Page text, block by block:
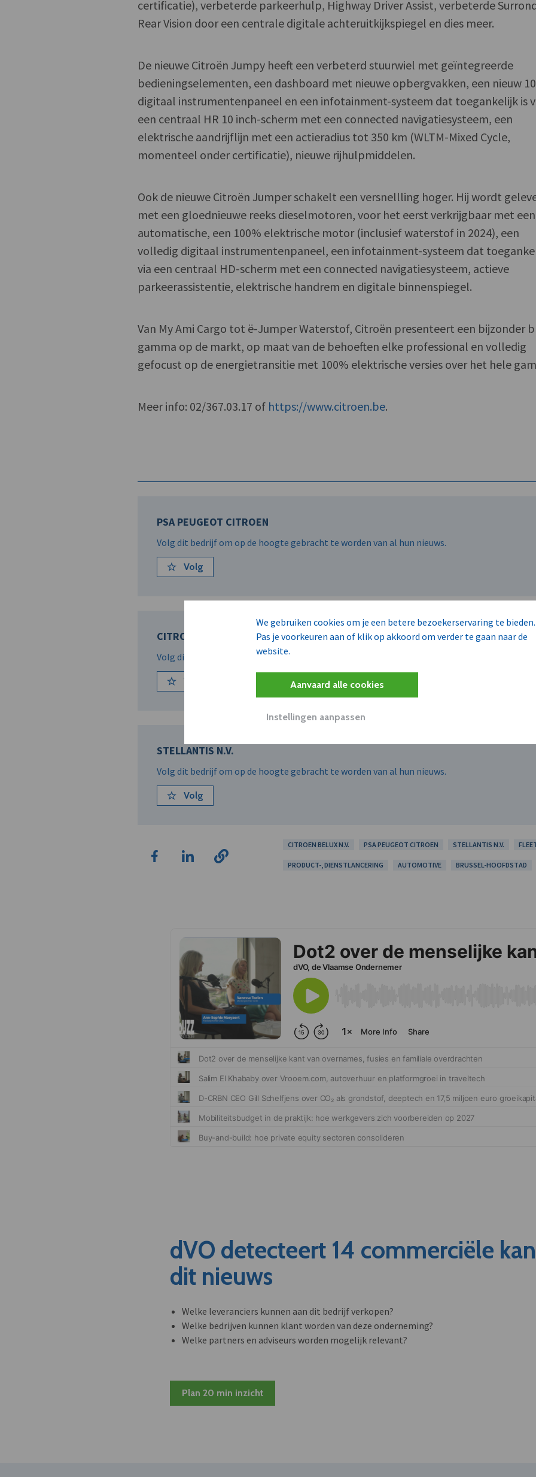
We gebruiken cookies om je een betere bezoekerservaring te bieden.
Pas je voorkeuren aan of klik op akkoord om verder te gaan naar de
website.
Aanvaard alle cookies
Instellingen aanpassen
certificatie), verbeterde parkeerhulp, Highway Driver Assist, verbeterde
Rear Vision door een centrale digitale achteruitkijkspiegel en dies meer.
De nieuwe Citroën Jumpy heeft een verbeterd stuurwiel met geïntegreerde
bedieningselementen, een dashboard met nieuwe opbergvakken, een nieuw
digitaal instrumentenpaneel en een infotainment-systeem dat toegankelijk is
een centraal HR 10 inch-scherm met een connected navigatiesysteem, een
elektrische aandrijflijn met een actieradius tot 350 km (WLTM-Mixed Cycle,
momenteel onder certificatie), nieuwe rijhulpmiddelen.
Ook de nieuwe Citroën Jumper schakelt een versnellling hoger. Hij wordt
met een gloednieuwe reeks dieselmotoren, voor het eerst verkrijgbaar met een
automatische, een 100% elektrische motor (inclusief waterstof in 2024), een
volledig digitaal instrumentenpaneel, een infotainment-systeem dat
via een centraal HD-scherm met een connected navigatiesysteem, actieve
parkeerassistentie, elektrische handrem en digitale binnenspiegel.
Van My Ami Cargo tot ë-Jumper Waterstof, Citroën presenteert een bijzonder
gamma op de markt, op maat van de behoeften elke professional en volledig
gefocust op de energietransitie met 100% elektrische versies over het hele
Meer info: 02/367.03.17 of https://www.citroen.be.
PSA PEUGEOT CITROEN
Volg dit bedrijf om op de hoogte gebracht te worden van al hun nieuws.
Volg
CITROEN BELUX N.V.
Volg dit bedrijf om op de hoogte gebracht te worden van al hun nieuws.
Volg
STELLANTIS N.V.
Volg dit bedrijf om op de hoogte gebracht te worden van al hun nieuws.
Volg
CITROEN BELUX N.V. PSA PEUGEOT CITROEN STELLANTIS N.V.
PRODUCT-, DIENSTLANCERING AUTOMOTIVE BRUSSEL-HOOFDSTAD
dVO detecteert 14 commerciële
dit nieuws
Welke leveranciers kunnen aan dit bedrijf verkopen?
Welke bedrijven kunnen klant worden van deze onderneming?
Welke partners en adviseurs worden mogelijk relevant?
Plan 20 min inzicht